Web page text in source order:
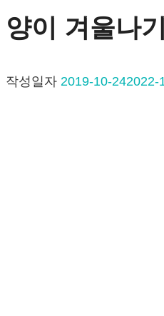
양이 겨울나
작성일자 2019-10-242022-